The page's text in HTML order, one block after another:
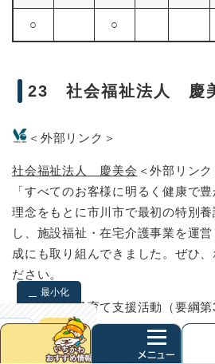
○ ○
23 社会福祉法人 慶
＜外部リンク＞
社会福祉法人 慶美会 ＜外部リンク
「すべてのお客様に明るく健康で
理念をもとに市川市で最初の特別
し、施設福祉・在宅介護事業を運
成にも取り組んできました。ぜひ
ださい。
企業による子育て支援活動（要綱第
表のサイズを切り
最小化
検索
クリア